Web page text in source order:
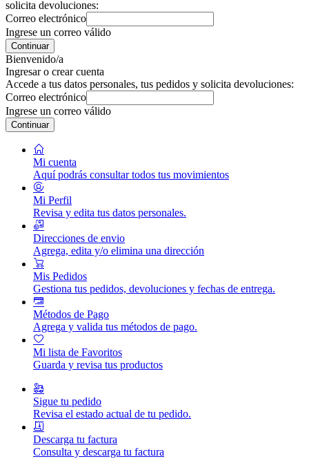
solicita devoluciones:
Correo electrónico
Ingrese un correo válido
Continuar
Bienvenido/a
Ingresar o crear cuenta
Accede a tus datos personales, tus pedidos y solicita devoluciones:
Correo electrónico
Ingrese un correo válido
Continuar
Mi cuenta
Aquí podrás consultar todos tus movimientos
Mi Perfil
Revisa y edita tus datos personales.
Direcciones de envio
Agrega, edita y/o elimina una dirección
Mis Pedidos
Gestiona tus pedidos, devoluciones y fechas de entrega.
Métodos de Pago
Agrega y valida tus métodos de pago.
Mi lista de Favoritos
Guarda y revisa tus productos
Sigue tu pedido
Revisa el estado actual de tu pedido.
Descarga tu factura
Consulta y descarga tu factura